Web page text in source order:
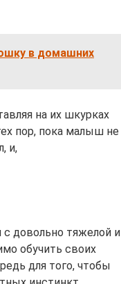
в домашних
на их шкурках
пор, пока малыш не
и,
довольно тяжелой и
обучить своих
для того, чтобы